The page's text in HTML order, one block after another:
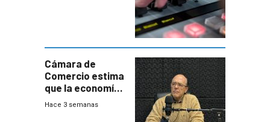
Cámara de
Comercio estima
que la economía
crecerá 1,6%
Hace 3 semanas